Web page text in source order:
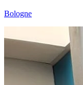
Bologne